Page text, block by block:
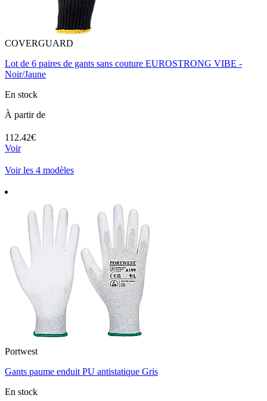
COVERGUARD
Lot de 6 paires de gants sans couture EUROSTRONG VIBE -
Noir/Jaune
En stock
À partir de
112.42€
Voir
Voir les 4 modèles
Portwest
Gants paume enduit PU antistatique Gris
En stock